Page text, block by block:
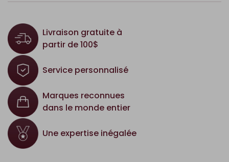
Livraison gratuite à
partir de 100$
Service personnalisé
Marques reconnues
dans le monde entier
Une expertise inégalée